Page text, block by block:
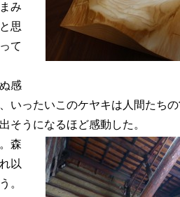
み
思
て
感
いったいこのケヤキは人間たち
そうになるほど感動した。
森
以
。